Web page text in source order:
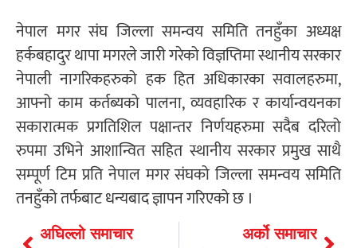
नेपाल मगर संघ जिल्ला समन्वय समिति तनहुँका अध्यक्ष
हर्कबहादुर थापा मगरले जारी गरेको विज्ञप्तिमा स्थानीय सरकार
नेपाली नागरिकहरुको हक हित अधिकारका सवालहरुमा,
आफ्नो काम कर्तब्यको पालना, व्यवहारिक र कार्यान्वयनका
सकारात्मक प्रगतिशिल पक्षान्तर निर्णयहरुमा सदैब दरिलो
रुपमा उभिने आशान्वित सहित स्थानीय सरकार प्रमुख साथै
सम्पूर्ण टिम प्रति नेपाल मगर संघको जिल्ला समन्वय समिति
तनहुँको तर्फबाट धन्यबाद ज्ञापन गरिएको छ ।
अघिल्लो समाचार अर्को समाचार